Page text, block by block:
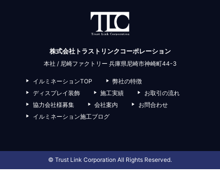
株式会社トラストリンクコーポレーション
本社 / 尼崎ファクトリー 兵庫県尼崎市神崎町44-3
イルミネーションTOP
弊社の特徴
ディスプレイ装飾
施工実績
お取引の流れ
協力会社様募集
会社案内
お問合わせ
イルミネーション施工ブログ
© Trust Link Corporation All Rights Reserved.